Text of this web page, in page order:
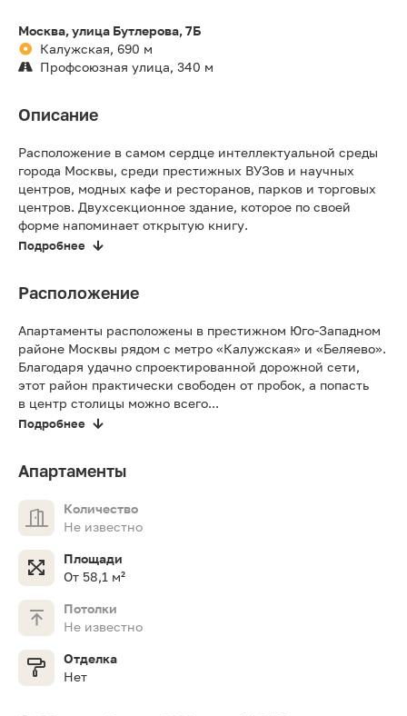
Москва, улица Бутлерова, 7Б
Калужская, 690 м
Профсоюзная улица, 340 м
Описание
Расположение в самом сердце интеллектуальной среды
города Москвы, среди престижных ВУЗов и научных
центров, модных кафе и ресторанов, парков и торговых
центров. Двухсекционное здание, которое по своей
форме напоминает открытую книгу.
Подробнее
Расположение
Апартаменты расположены в престижном Юго-Западном
районе Москвы рядом с метро «Калужская» и «Беляево».
Благодаря удачно спроектированной дорожной сети,
этот район практически свободен от пробок, а попасть
в центр столицы можно всего...
Подробнее
Апартаменты
Количество
Не известно
Площади
От 58,1 м²
Потолки
Не известно
Отделка
Нет